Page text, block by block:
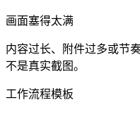
画面塞得太满
内容过长、附件过多或节
不是真实截图。
工作流程模板